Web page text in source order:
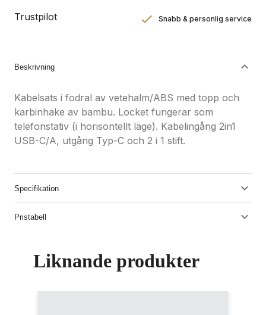
Trustpilot Snabb & personlig service
Beskrivning
Kabelsats i fodral av vetehalm/ABS med topp och
karbinhake av bambu. Locket fungerar som
telefonstativ (i horisontellt läge). Kabelingång 2in1
USB-C/A, utgång Typ-C och 2 i 1 stift.
Specifikation
Pristabell
Liknande produkter